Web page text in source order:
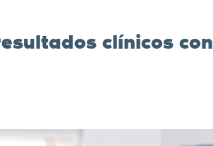
clínicos con